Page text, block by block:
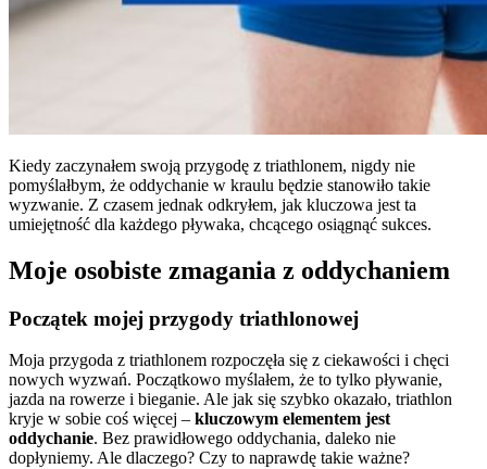
Kiedy zaczynałem swoją przygodę z triathlonem, nigdy nie
pomyślałbym, że oddychanie w kraulu będzie stanowiło takie
wyzwanie. Z czasem jednak odkryłem, jak kluczowa jest ta
umiejętność dla każdego pływaka, chcącego osiągnąć sukces.
Moje osobiste zmagania z oddychaniem
Początek mojej przygody triathlonowej
Moja przygoda z triathlonem rozpoczęła się z ciekawości i chęci
nowych wyzwań. Początkowo myślałem, że to tylko pływanie,
jazda na rowerze i bieganie. Ale jak się szybko okazało, triathlon
kryje w sobie coś więcej – kluczowym elementem jest
oddychanie. Bez prawidłowego oddychania, daleko nie
dopłyniemy. Ale dlaczego? Czy to naprawdę takie ważne?